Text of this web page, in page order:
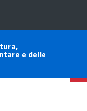
e delle